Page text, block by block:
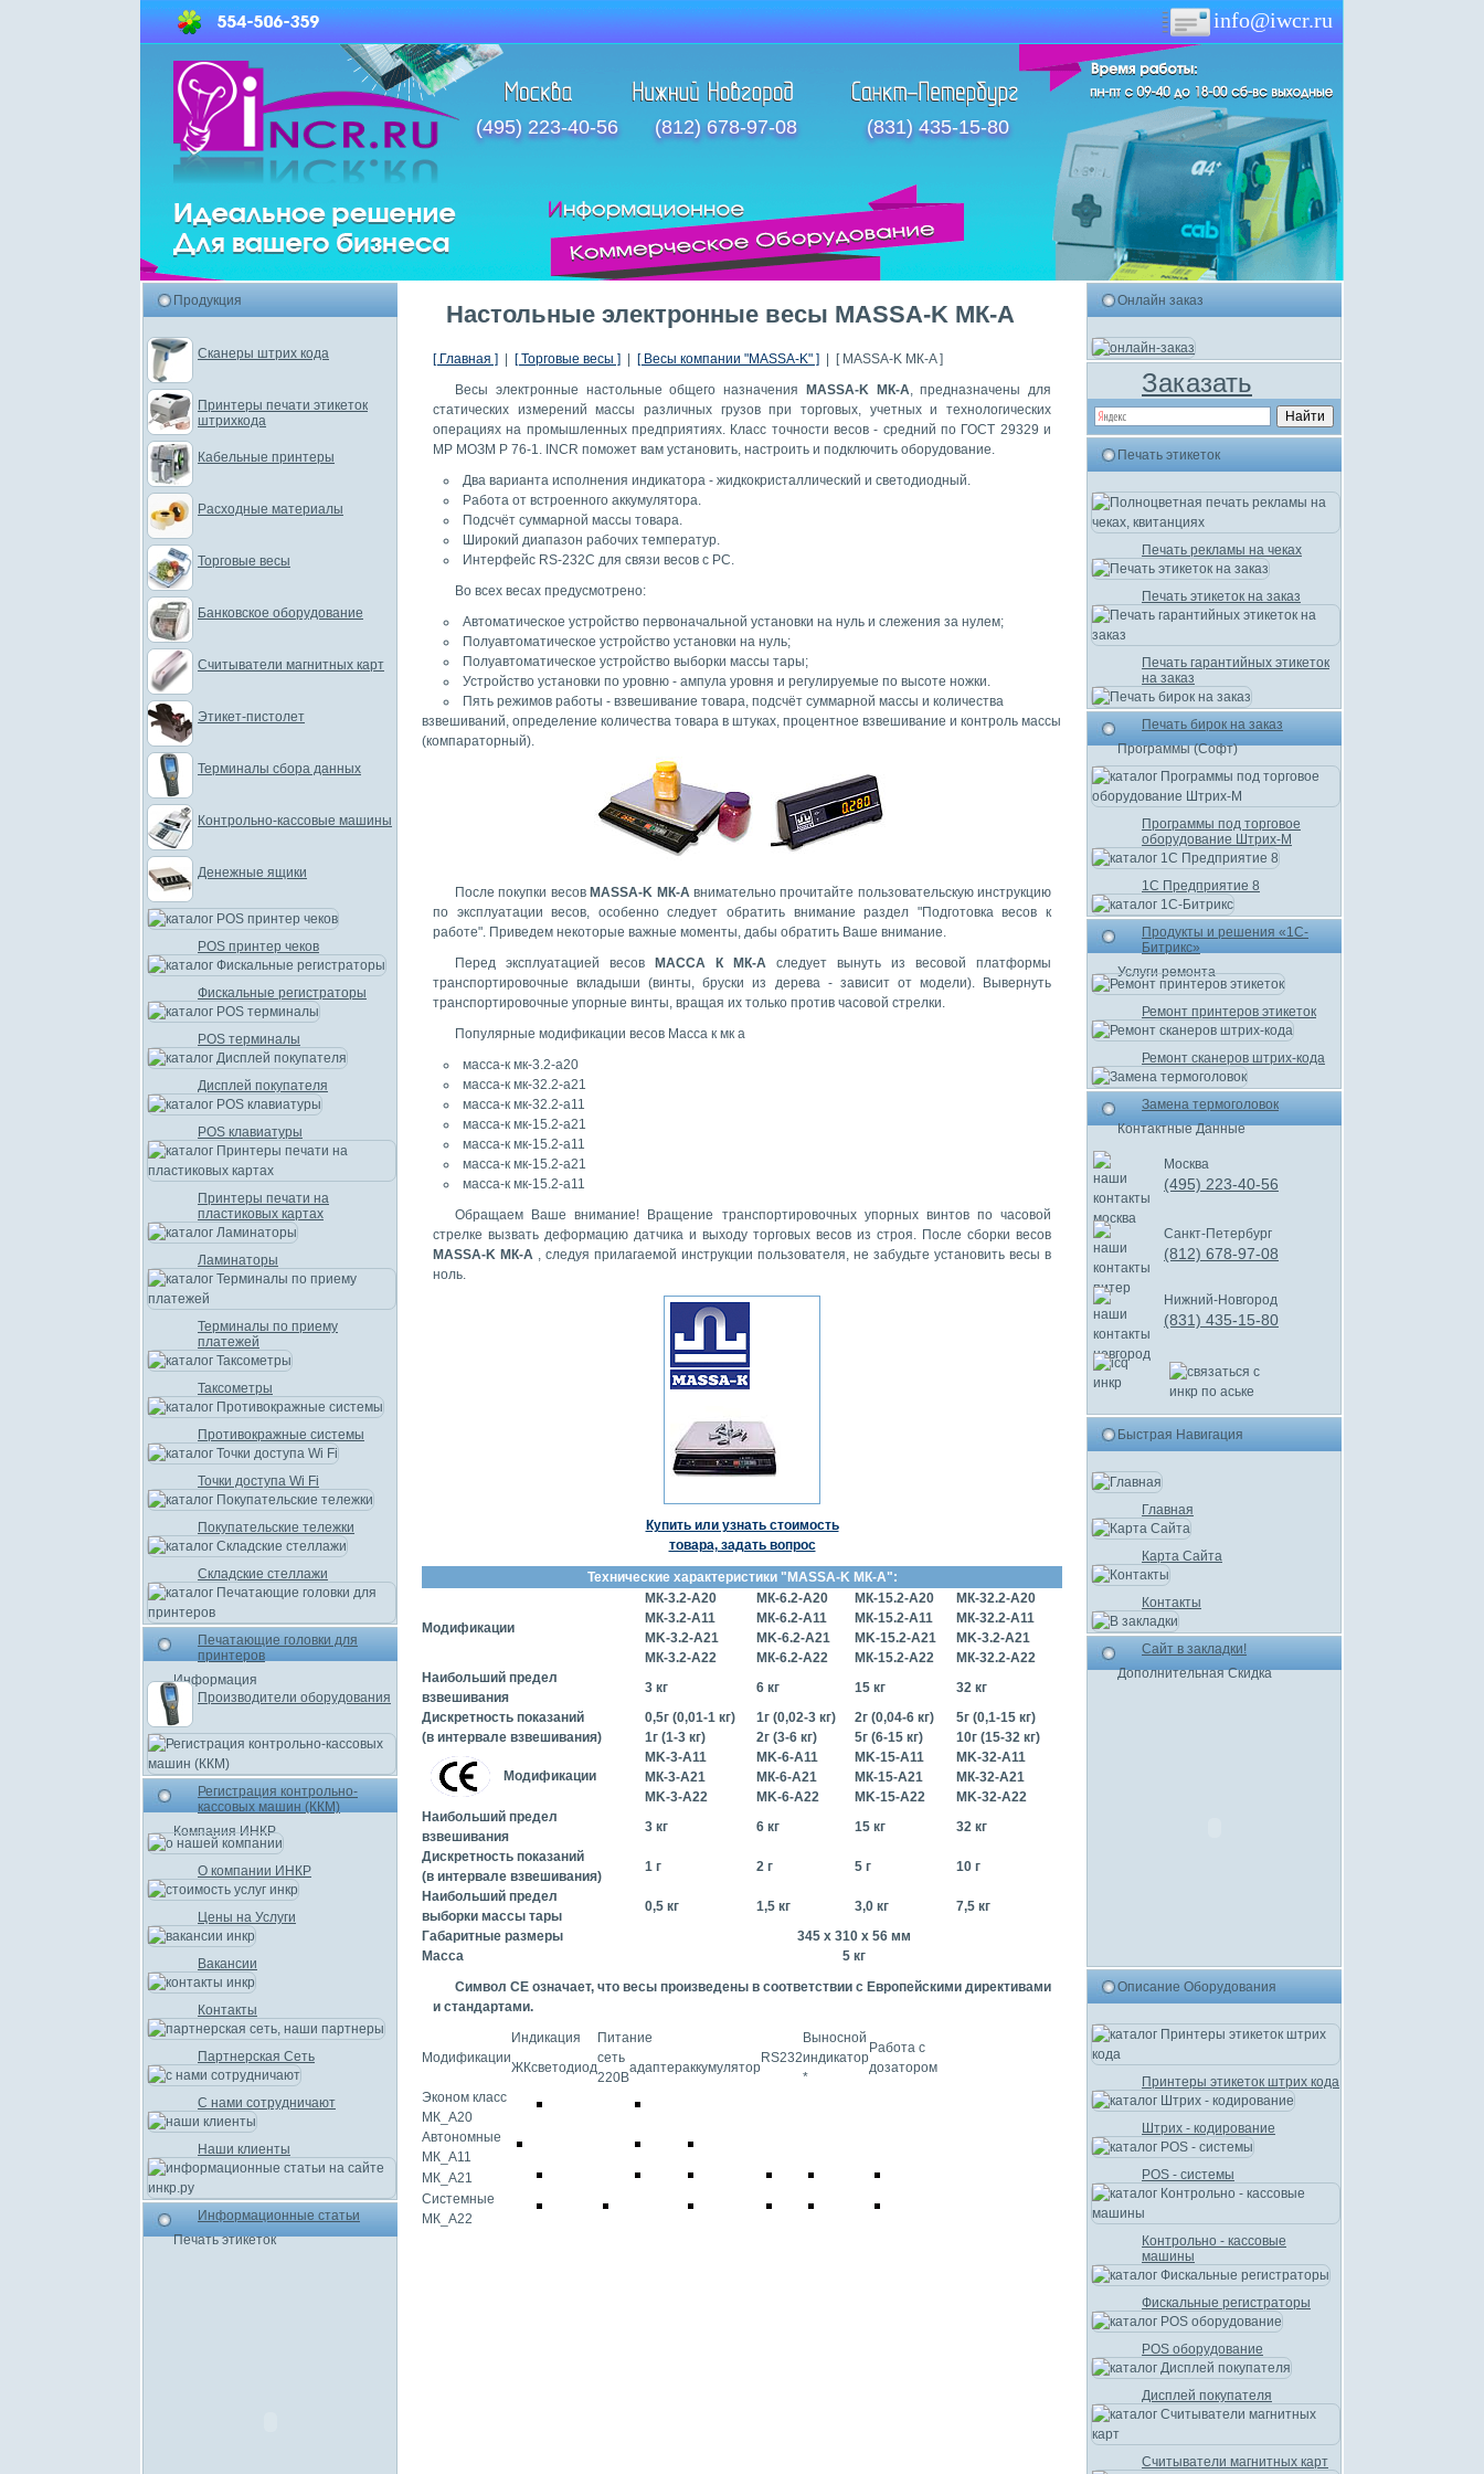
info@iwcr.ru
(495) 223-40-56 (812) 678-97-08 (831) 435-15-80
Настольные электронные весы MASSA-K МК-A
[ Главная ] [ Торговые весы ] [ Весы компании "MASSA-K" ] | [ MASSA-K МК-A ]
Весы электронные настольные общего назначения
MASSA-K МК-A, предназначены для
статических измерений массы различных грузов при торговых, учетных и технологических
операциях на промышленных предприятиях. Класс точности весов - средний по ГОСТ 29329 и
МР МОЗМ Р 76-1. INCR поможет вам установить, настроить и подключить оборудование.
Два варианта исполнения индикатора - жидкокристаллический и светодиодный.
Работа от встроенного аккумулятора.
Подсчёт суммарной массы товара.
Широкий диапазон рабочих температур.
Интерфейс RS-232C для связи весов с РС.
Во всех весах предусмотрено:
Автоматическое устройство первоначальной установки на нуль и слежения за нулем;
Полуавтоматическое устройство установки на нуль;
Полуавтоматическое устройство выборки массы тары;
Устройство установки по уровню - ампула уровня и регулируемые по высоте ножки.
Пять режимов работы - взвешивание товара, подсчёт суммарной массы и количества
взвешиваний, определение количества товара в штуках, процентное взвешивание и контроль массы
(компараторный).
После покупки весов MASSA-K МК-A внимательно прочитайте пользовательскую инструкцию
по эксплуатации весов, особенно следует обратить внимание раздел "Подготовка весов к
работе". Приведем некоторые важные моменты, дабы обратить Ваше внимание.
Перед эксплуатацией весов
МАССА К МК-A следует вынуть из весовой платформы
транспортировочные вкладыши (винты, бруски из дерева - зависит от модели). Вывернуть
транспортировочные упорные винты, вращая их только против часовой стрелки.
Популярные модификации весов Масса к мк а
масса-к мк-3.2-а20
масса-к мк-32.2-а21
масса-к мк-32.2-а11
масса-к мк-15.2-а21
масса-к мк-15.2-а11
масса-к мк-15.2-а21
масса-к мк-15.2-а11
Обращаем Ваше внимание! Вращение транспортировочных упорных винтов по часовой
стрелке вызвать деформацию датчика и выходу торговых весов из строя. После сборки весов
MASSA-K МК-A , следуя прилагаемой инструкции пользователя, не забудьте установить весы в
ноль.
Купить или узнать стоимость
товара, задать вопрос
Технические характеристики "MASSA-K МК-A":
Модификации
МК-3.2-А20
МК-3.2-А11
MK-3.2-A21
МК-3.2-А22
МК-6.2-А20
МК-6.2-А11
MK-6.2-A21
МК-6.2-А22
МК-15.2-А20
МК-15.2-А11
MK-15.2-A21
МК-15.2-А22
МК-32.2-А20
МК-32.2-А11
MK-3.2-A21
МК-32.2-А22
Наибольший предел
взвешивания
3 кг 6 кг 15 кг
32 кг
Дискретность показаний
(в интервале взвешивания)
0,5г (0,01-1 кг)
1г (1-3 кг)
1г (0,02-3 кг)
2г (3-6 кг)
2г (0,04-6 кг)
5г (6-15 кг)
5г (0,1-15 кг)
10г (15-32 кг)
Модификации
MK-3-А11
МК-3-А21
MK-3-А22
MK-6-А11
МК-6-А21
MK-6-А22
MK-15-А11
МК-15-А21
MK-15-А22
MK-32-А11
МК-32-А21
MK-32-А22
Наибольший предел
взвешивания
3 кг 6 кг 15 кг
32 кг
Дискретность показаний
(в интервале взвешивания)
1 г 2 г 5 г
10 г
Наибольший предел
выборки массы тары
0,5 кг 1,5 кг 3,0 кг
7,5 кг
Габаритные размеры
345 x 310 x 56 мм
Масса
5 кг
Символ СЕ означает, что весы произведены в соответствии с Европейскими директивами
и стандартами.
Модификации
Индикация
Питание
RS232
Выносной
индикатор
*
Работа с
дозатором
ЖКсветодиод
сеть
220В
адаптераккумулятор
Эконом класс
МК_А20
Автономные
МК_А11
МК_А21
Системные
МК_А22
Продукция
Сканеры штрих кода
Принтеры печати этикеток
штрихкода
Кабельные принтеры
Расходные материалы
Торговые весы
Банковское оборудование
Считыватели магнитных карт
Этикет-пистолет
Терминалы сбора данных
Контрольно-кассовые машины
Денежные ящики
POS принтер чеков
Фискальные регистраторы
POS терминалы
Дисплей покупателя
POS клавиатуры
Принтеры печати на
пластиковых картах
Ламинаторы
Терминалы по приему
платежей
Таксометры
Противокражные системы
Точки доступа Wi Fi
Покупательские тележки
Складские стеллажи
Печатающие головки для
принтеров
Информация
Производители оборудования
Регистрация контрольно-
кассовых машин (ККМ)
Компания ИНКР
О компании ИНКР
Цены на Услуги
Вакансии
Контакты
Партнерская Сеть
С нами сотрудничают
Наши клиенты
Информационные статьи
Печать этикеток
Онлайн заказ
Заказать
Печать этикеток
Печать рекламы на чеках
Печать этикеток на заказ
Печать гарантийных этикеток
на заказ
Печать бирок на заказ
Программы (Софт)
Программы под торговое
оборудование Штрих-М
1С Предприятие 8
Продукты и решения «1С-
Битрикс»
Услуги ремонта
Ремонт принтеров этикеток
Ремонт сканеров штрих-кода
Замена термоголовок
Контактные Данные
Москва
(495) 223-40-56
Санкт-Петербург
(812) 678-97-08
Нижний-Новгород
(831) 435-15-80
Быстрая Навигация
Главная
Карта Сайта
Контакты
Сайт в закладки!
Дополнительная Скидка
Описание Оборудования
Принтеры этикеток штрих кода
Штрих - кодирование
POS - системы
Контрольно - кассовые
машины
Фискальные регистраторы
POS оборудование
Дисплей покупателя
Считыватели магнитных карт